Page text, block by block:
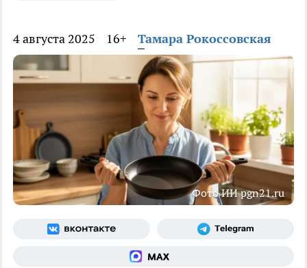
4 августа 2025 16+ Тамара Рокоссовская
Фото ИИ pgn21.ru